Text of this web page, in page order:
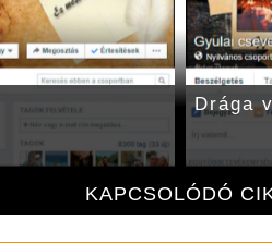
KAPCSOLÓDÓ
Drága